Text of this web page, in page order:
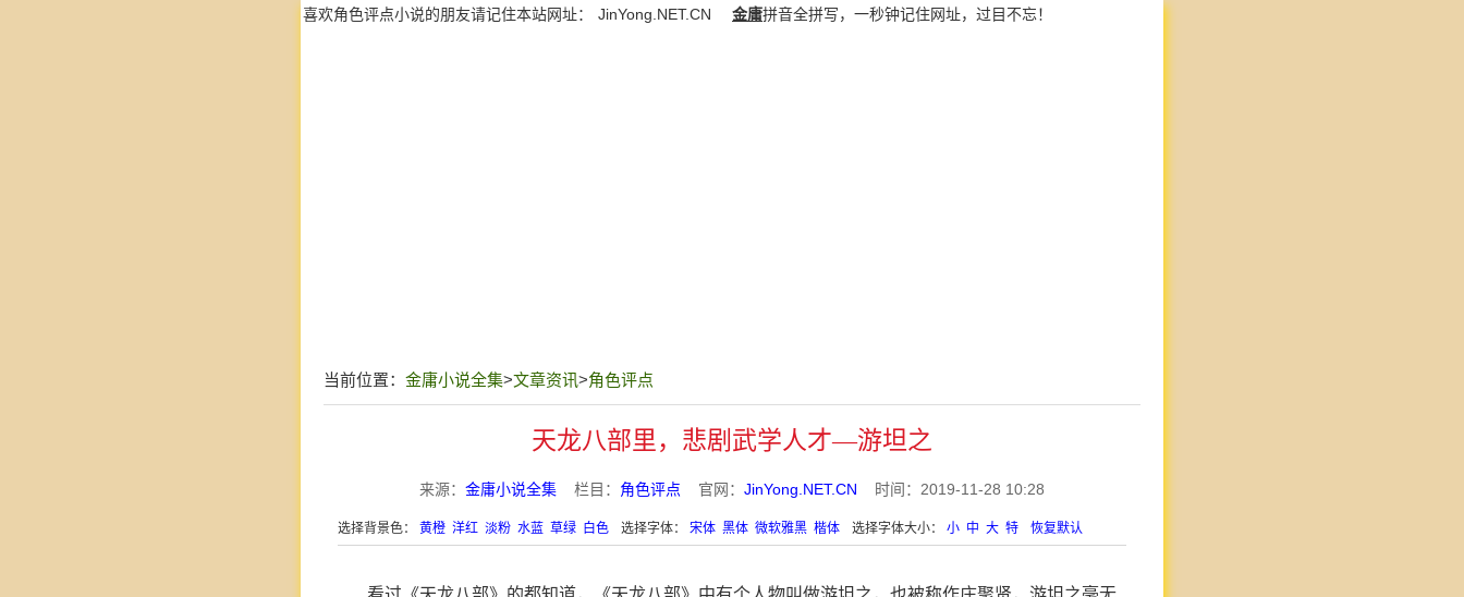
喜欢角色评点小说的朋友请记住本站网址： JinYong.NET.CN 金庸拼音全拼写，一秒钟记住网址，过目不忘！
当前位置： 金庸小说全集>文章资讯>角色评点
天龙八部里，悲剧武学人才—游坦之
来源： 金庸小说全集 栏目： 角色评点 官网： JinYong.NET.CN 时间：2019-11-28 10:28
选择背景色： 黄橙 洋红 淡粉 水蓝 草绿 白色 选择字体： 宋体 黑体 微软雅黑 楷体 选择字体大小： 小 中 大 特 恢复默认